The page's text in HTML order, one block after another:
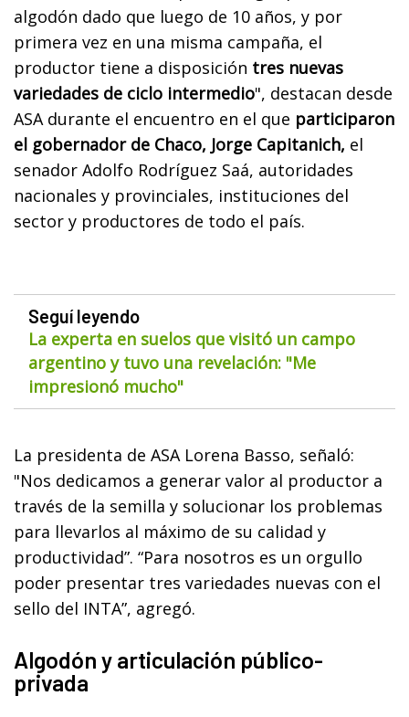
algodón dado que luego de 10 años, y por
primera vez en una misma campaña, el
productor tiene a disposición tres nuevas
variedades de ciclo intermedio", destacan desde
ASA durante el encuentro en el que participaron
el gobernador de Chaco, Jorge Capitanich, el
senador Adolfo Rodríguez Saá, autoridades
nacionales y provinciales, instituciones del
sector y productores de todo el país.
Seguí leyendo
La experta en suelos que visitó un campo
argentino y tuvo una revelación: "Me
impresionó mucho"
La presidenta de ASA Lorena Basso, señaló:
"Nos dedicamos a generar valor al productor a
través de la semilla y solucionar los problemas
para llevarlos al máximo de su calidad y
productividad”. “Para nosotros es un orgullo
poder presentar tres variedades nuevas con el
sello del INTA”, agregó.
Algodón y articulación público-
privada